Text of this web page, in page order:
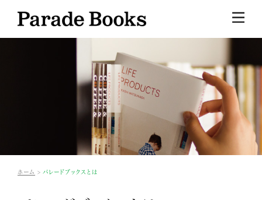
ホーム パレードブックスとは